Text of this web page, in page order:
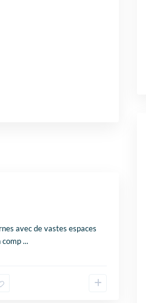
avec de vastes espaces
comp...